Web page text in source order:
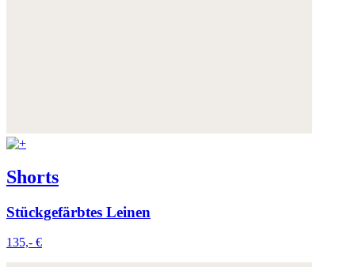
Shorts
Stückgefärbtes Leinen
135,- €